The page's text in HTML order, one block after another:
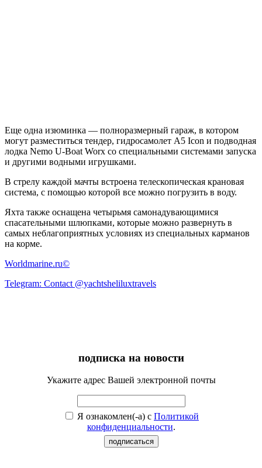
Еще одна изюминка — полноразмерный гараж, в котором
могут разместиться тендер, гидросамолет A5 Icon и подводная
лодка Nemo U-Boat Worx со специальными системами запуска
и другими водными игрушками.
В стрелу каждой мачты встроена телескопическая крановая
система, с помощью которой все можно погрузить в воду.
Яхта также оснащена четырьмя самонадувающимися
спасательными шлюпками, которые можно развернуть в
самых неблагоприятных условиях из специальных карманов
на корме.
Worldmarine.ru©
Telegram: Contact @yachtsheliluxtravels
подписка на новости
Укажите адрес Вашей электронной почты
Я ознакомлен(-а) с Политикой
конфиденциальности.